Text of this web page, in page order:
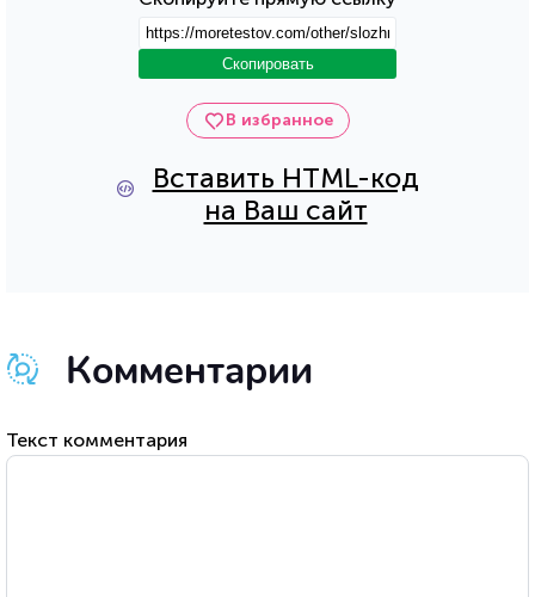
В избранное
Вставить HTML-код
на Ваш сайт
Скопировать
Комментарии
Текст комментария